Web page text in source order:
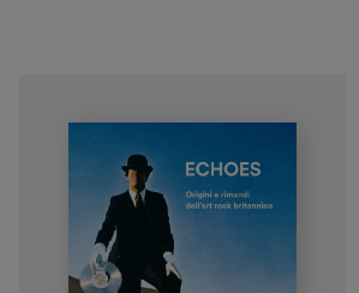
Visita
Mostre e
Educazione